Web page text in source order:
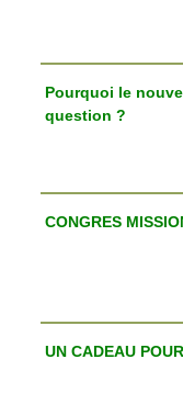
Pourquoi le
question ?
CONGRES
UN CADEAU